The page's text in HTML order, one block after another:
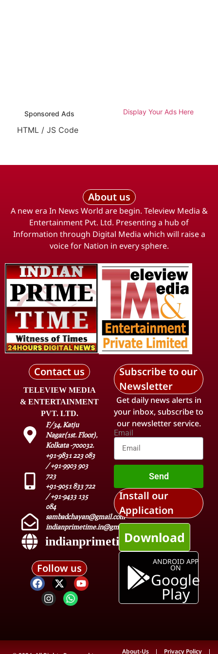
Sponsored Ads Display Your Ads Here
HTML / JS Code
About us
A new era In News World are begin. Teleview Media &
Entertainment Pvt. Ltd. Presenting a hub of
Information through Digital Media which will raise a
voice for Nation in every sphere.
Contact us
TELEVIEW MEDIA
& ENTERTAINMENT
PVT. LTD.
F/34, Katju
Nagar(1st. Floor),
Kolkata -700032.
+91-9831 223 083
/ +91-9903 903
723
+91-9051 833 722
/ +91-9433 135
084
sambadchayan@gmail.com
indianprimetime.in@gmail.com
indianprimetime.in
Follow us
Subscribe to our
Newsletter
Get daily news alerts in
your inbox, subscribe to
our newsletter service.
Email
Send
Install our
Application
Download
ANDROID APP
ON
Google
Play
About-Us Privacy Policy